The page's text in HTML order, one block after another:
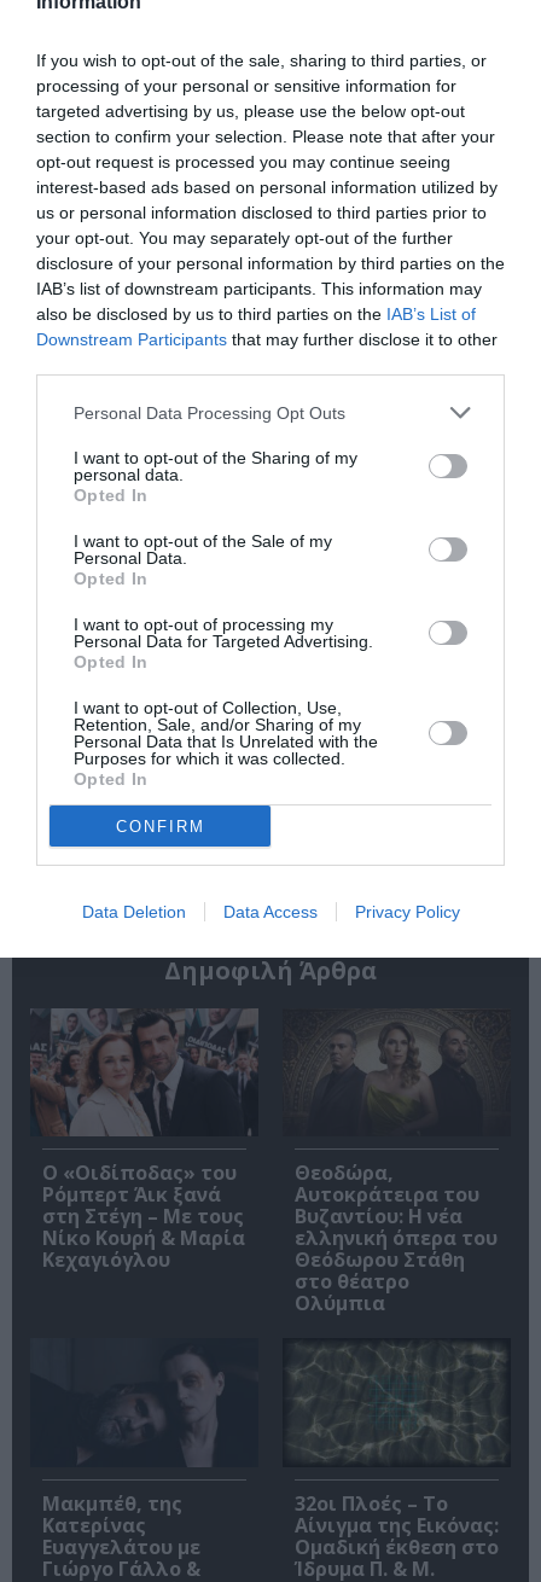
If you wish to opt-out of the sale, sharing to third parties, or
processing of your personal or sensitive information for
targeted advertising by us, please use the below opt-out
section to confirm your selection. Please note that after your
opt-out request is processed you may continue seeing
interest-based ads based on personal information utilized by
us or personal information disclosed to third parties prior to
your opt-out. You may separately opt-out of the further
disclosure of your personal information by third parties on the
IAB’s list of downstream participants. This information may
also be disclosed by us to third parties on the IAB’s List of
Downstream Participants that may further disclose it to other
Personal Data Processing Opt Outs
I want to opt-out of the Sharing of my
personal data.
Opted In
I want to opt-out of the Sale of my
Personal Data.
Opted In
I want to opt-out of processing my
Personal Data for Targeted Advertising.
Opted In
I want to opt-out of Collection, Use,
Retention, Sale, and/or Sharing of my
Personal Data that Is Unrelated with the
Purposes for which it was collected.
Opted In
CONFIRM
Data Deletion Data Access Privacy Policy
Ακολουθήστε το Culturenow.gr
Σχετικά Άρθρα
Η μακρά λίστα με
τις υποψηφιότητες
για το Βραβείο
Booker 2026
Έκθεση Βιβλίου
2026 στο Ναύπλιο
«Παρεμποδίζοντας
την αποστασία,
Ιουλιανά 1965»:
Παρουσίαση του
βιβλίου στο
Μεταξουργείο
Σπύρος Κακατσάκης
– Ανακρίνοντας το
Σκοτάδι:
Δημοφιλή Άρθρα
O «Οιδίποδας» του
Ρόμπερτ Άικ ξανά
στη Στέγη – Με τους
Νίκο Κουρή & Μαρία
Κεχαγιόγλου
Θεοδώρα,
Αυτοκράτειρα του
Βυζαντίου: Η νέα
ελληνική όπερα του
Θεόδωρου Στάθη
στο θέατρο
Ολύμπια
Μακμπέθ, της
Κατερίνας
Ευαγγελάτου με
Γιώργο Γάλλο &
32οι Πλοές – Το
Αίνιγμα της Εικόνας:
Ομαδική έκθεση στο
Ίδρυμα Π. & Μ.